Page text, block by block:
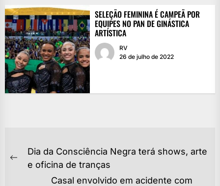
SELEÇÃO FEMININA É CAMPEÃ POR
EQUIPES NO PAN DE GINÁSTICA
ARTÍSTICA
RV
26 de julho de 2022
NAVEGAÇÃO
DEPrevious
Dia da Consciência Negra terá shows, arte
e oficina de tranças
Casal envolvido em acidente com